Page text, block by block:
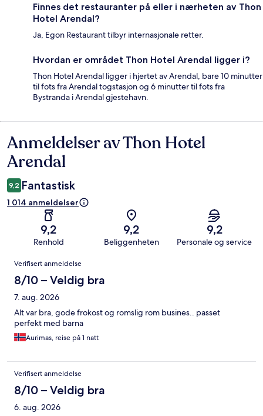
Finnes det restauranter på eller i nærheten av Thon
Hotel Arendal?
Ja, Egon Restaurant tilbyr internasjonale retter.
Hvordan er området Thon Hotel Arendal ligger i?
Thon Hotel Arendal ligger i hjertet av Arendal, bare 10 minutter
til fots fra Arendal togstasjon og 6 minutter til fots fra
Bystranda i Arendal gjestehavn.
Anmeldelser
Anmeldelser av Thon Hotel
Arendal
9,2 Fantastisk
1 014 anmeldelser
9,2
Renhold
9,2
Beliggenheten
9,2
Personale og service
Anmeldelser
Verifisert anmeldelse
8/10 – Veldig bra
7. aug. 2026
Alt var bra, gode frokost og romslig rom busines.. passet
perfekt med barna
Aurimas, reise på 1 natt
Verifisert anmeldelse
8/10 – Veldig bra
6. aug. 2026